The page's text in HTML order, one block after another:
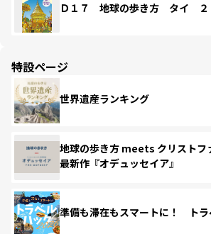
Ｄ１７ 地球の歩き方 タイ ２
特設ページ
世界遺産ランキング
地球の歩き方 meets クリストフ
最新作『オデュッセイア』
準備も滞在もスマートに！ トラ